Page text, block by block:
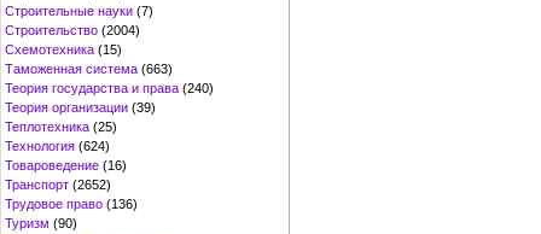
Строительные науки (7)
Строительство (2004)
Схемотехника (15)
Таможенная система (663)
Теория государства и права (240)
Теория организации (39)
Теплотехника (25)
Технология (624)
Товароведение (16)
Транспорт (2652)
Трудовое право (136)
Туризм (90)